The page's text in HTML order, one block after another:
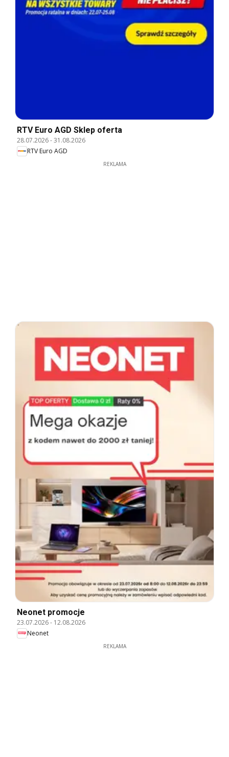
RTV Euro AGD Sklep oferta
28.07.2026-31.08.2026
RTV Euro AGD
REKLAMA
Neonet promocje
23.07.2026- 12.08.2026
Neonet
REKLAMA